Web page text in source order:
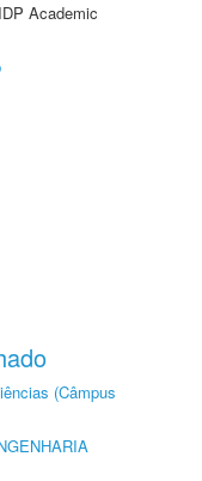
Academic
(Câmpus